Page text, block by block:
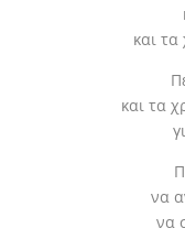
και
και τα
να
να